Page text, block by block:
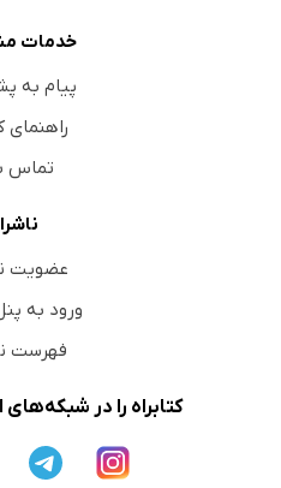
خدمات
پیام به
راهنمای
تماس
عضویت
ورود به
فهرست
کتابراه را در